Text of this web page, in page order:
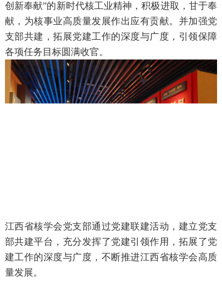
创新奉献”的新时代核工业精神，积极进取，甘于奉
献，为核事业高质量发展作出应有贡献。并加强党
支部共建，拓展党建工作的深度与广度，引领保障
各项任务目标圆满收官。
江西省核学会党支部通过党建联建活动，建立党支
部共建平台，充分发挥了党建引领作用，拓展了党
建工作的深度与广度，不断推进江西省核学会高质
量发展。